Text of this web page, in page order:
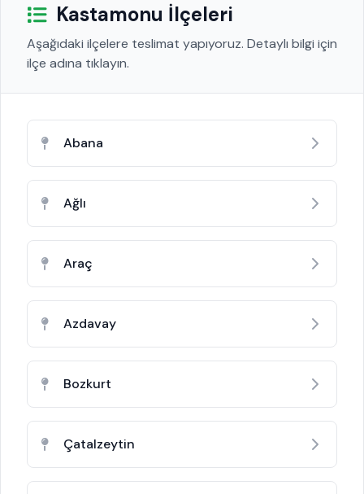
Kastamonu İlçeleri
Aşağıdaki ilçelere teslimat yapıyoruz. Detaylı bilgi için
ilçe adına tıklayın.
Abana
Ağlı
Araç
Azdavay
Bozkurt
Çatalzeytin